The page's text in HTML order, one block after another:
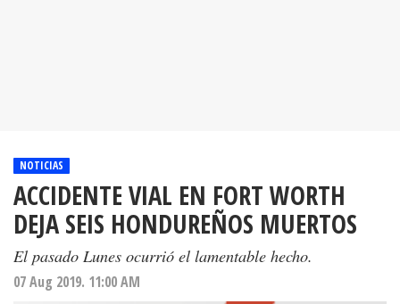
NOTICIAS
ACCIDENTE VIAL EN FORT WORTH
DEJA SEIS HONDUREÑOS MUERTOS
El pasado Lunes ocurrió el lamentable hecho.
07 Aug 2019. 11:00 AM